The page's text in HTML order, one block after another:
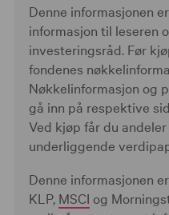
Denne informasjonen
informasjon til leseren
investeringsråd. Før
fondenes
Nøkkelinformasjon og
gå inn på respektive
Ved kjøp får du
underliggende
Denne informasjonen
KLP, MSCI og